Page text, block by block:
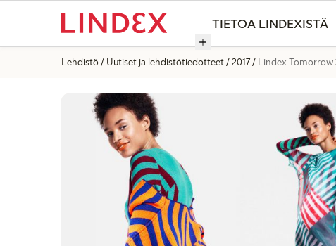
TIETOA LINDEXISTÄ
Lehdistö Uutiset ja lehdistötiedotteet 2017 Lindex Tomorrow